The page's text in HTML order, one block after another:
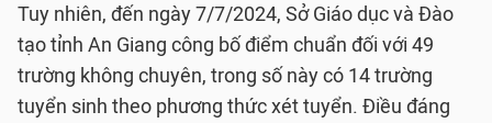
Tuy nhiên, đến ngày 7/7/2024, Sở Giáo dục và Đào
tạo tỉnh An Giang công bố điểm chuẩn đối với 49
trường không chuyên, trong số này có 14 trường
tuyển sinh theo phương thức xét tuyển. Điều đáng